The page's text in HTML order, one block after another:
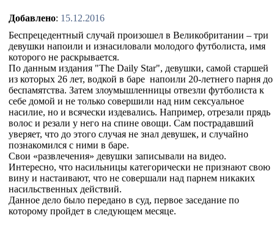
Добавлено: 15.12.2016
Беспрецедентный случай произошел в Великобритании – три
девушки напоили и изнасиловали молодого футболиста, имя
которого не раскрывается.
По данным издания "The Daily Star", девушки, самой старшей
из которых 26 лет, водкой в баре напоили 20-летнего парня до
беспамятства. Затем злоумышленницы отвезли футболиста к
себе домой и не только совершили над ним сексуальное
насилие, но и всячески издевались. Например, отрезали прядь
волос и резали у него на спине овощи. Сам пострадавший
уверяет, что до этого случая не знал девушек, и случайно
познакомился с ними в баре.
Свои «развлечения» девушки записывали на видео.
Интересно, что насильницы категорически не признают свою
вину и настаивают, что не совершали над парнем никаких
насильственных действий.
Данное дело было передано в суд, первое заседание по
которому пройдет в следующем месяце.